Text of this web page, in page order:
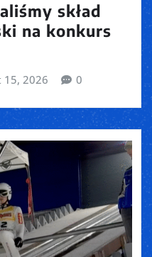
skład
na konkurs
15, 2026 0